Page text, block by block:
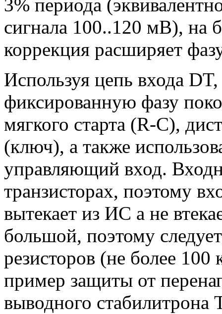
3% периода
сигнала 100..120 мВ), на
коррекция расширяет
Используя цепь входа
фиксированную фазу
мягкого старта (R-C),
(ключ), а также
управляющий вход.
транзисторах, поэтому
вытекает из ИС а не
большой, поэтому
резисторов (не более
пример защиты от
выводного стабилитрона